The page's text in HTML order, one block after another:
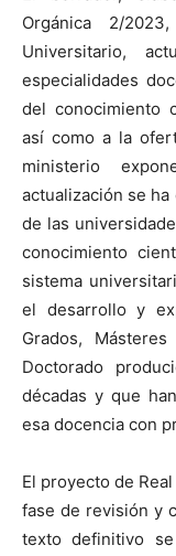
Orgánica 2/
Universitario,
especialidades
del conocimiento
así como a la
ministerio
actualización se
de las
conocimiento
sistema
el desarrollo y
Grados,
Doctorado
décadas y que
esa docencia con
El proyecto de
fase de revisión y
texto definitivo